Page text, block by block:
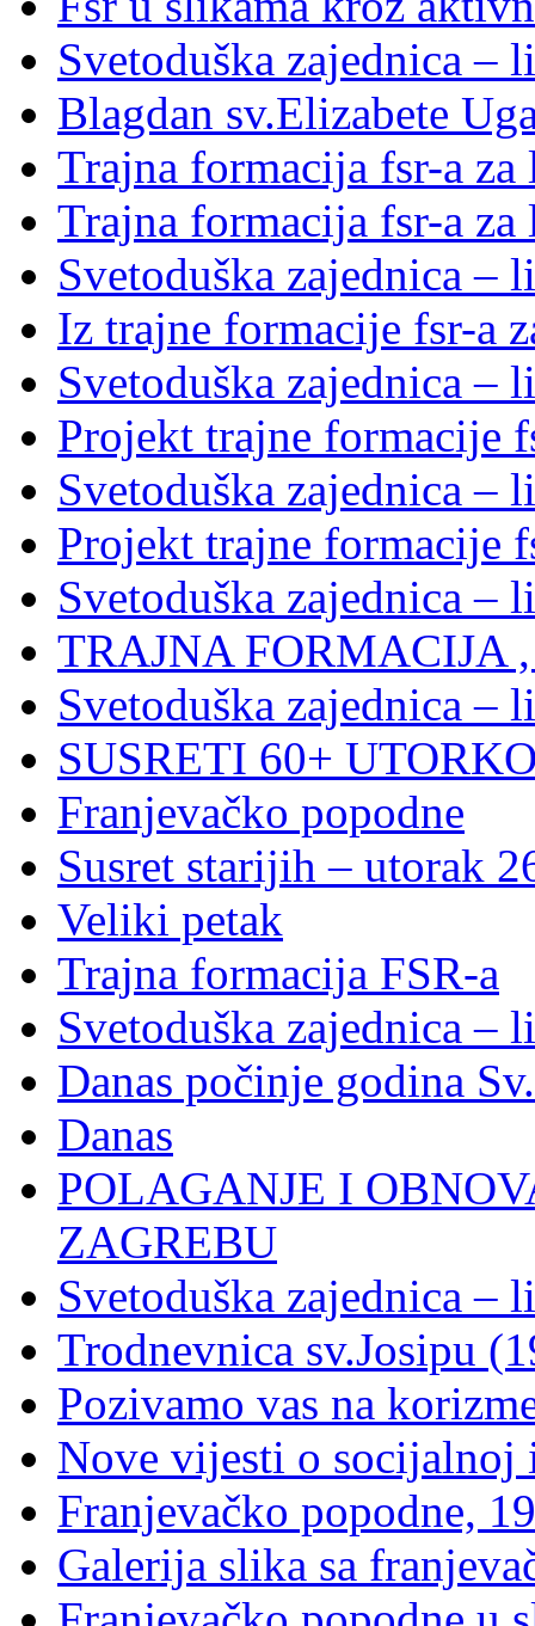
Svetoduška zajednica –
Blagdan sv.Elizabete
Trajna formacija fsr-a za
Trajna formacija fsr-a za
Svetoduška zajednica –
Iz trajne formacije fsr-a
Svetoduška zajednica –
Projekt trajne formacije
Svetoduška zajednica –
Projekt trajne formacije
Svetoduška zajednica –
TRAJNA FORMACIJA
Svetoduška zajednica –
SUSRETI 60+
Franjevačko popodne
Susret starijih – utorak
Veliki petak
Trajna formacija FSR-a
Svetoduška zajednica –
Danas počinje godina
Danas
POLAGANJE I
ZAGREBU
Svetoduška zajednica –
Trodnevnica sv.Josipu
Pozivamo vas na
Nove vijesti o
Franjevačko popodne,
Galerija slika sa